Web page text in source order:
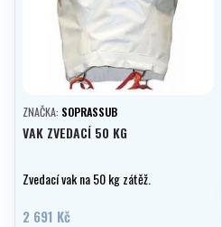
ZNAČKA: SOPRASSUB
VAK ZVEDACÍ 50 KG
Zvedací vak na 50 kg zátěž.
2 691 Kč